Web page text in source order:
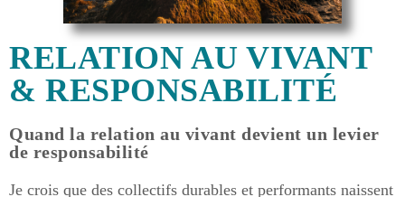
RELATION AU VIVANT
& RESPONSABILITÉ
Quand la relation au vivant devient un levier
de responsabilité
Je crois que des collectifs durables et performants naissent